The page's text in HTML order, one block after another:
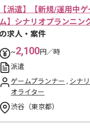
【派遣】【新規/運用中ゲ
ム】シナリオプランニン
の求人・案件
~2,100円／時
派遣
ゲームプランナー , シナリ
オライター
渋谷（東京都）